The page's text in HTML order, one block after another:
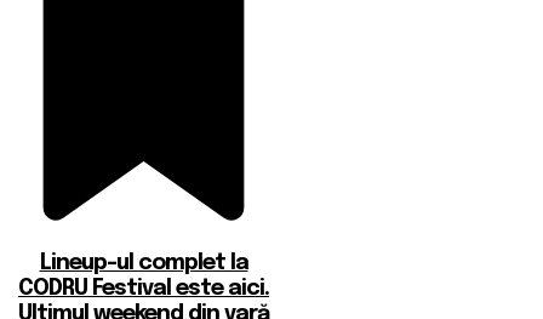
Lineup-ul complet la
CODRU Festival este aici.
Ultimul weekend din vară